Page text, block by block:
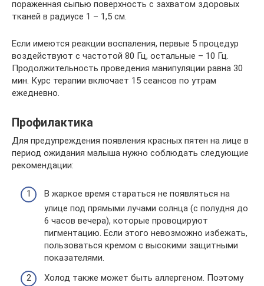
пораженная сыпью поверхность с захватом здоровых
тканей в радиусе 1 – 1,5 см.
Если имеются реакции воспаления, первые 5 процедур
воздействуют с частотой 80 Гц, остальные – 10 Гц.
Продолжительность проведения манипуляции равна 30
мин. Курс терапии включает 15 сеансов по утрам
ежедневно.
Профилактика
Для предупреждения появления красных пятен на лице в
период ожидания малыша нужно соблюдать следующие
рекомендации:
В жаркое время стараться не появляться на
улице под прямыми лучами солнца (с полудня до
6 часов вечера), которые провоцируют
пигментацию. Если этого невозможно избежать,
пользоваться кремом с высокими защитными
показателями.
Холод также может быть аллергеном. Поэтому